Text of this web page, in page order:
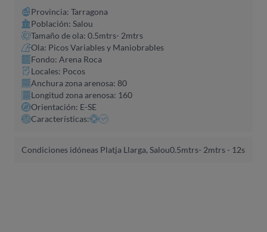
Provincia: Tarragona
Población: Salou
Tamaño de ola: 0.5mtrs- 2mtrs
Ola: Picos Variables y Maniobrables
Fondo: Arena Roca
Locales: Pocos
Anchura zona arenosa: 80
Longitud zona arenosa: 160
Orientación: E-SE
Características:
Condiciones idóneas Platja Llarga, Salou0.5mtrs- 2mtrs - 12s